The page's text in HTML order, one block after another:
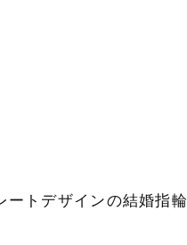
ートデザインの結婚指輪